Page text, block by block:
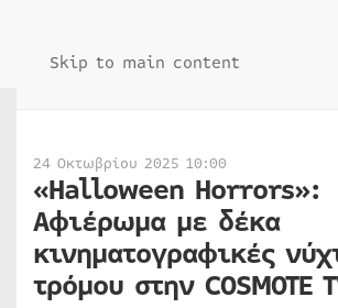
Skip to main content
24 Οκτωβρίου 2025 10:00
«Halloween Horrors»:
Αφιέρωμα με δέκα
κινηματογραφικές
τρόμου στην COSMOTE